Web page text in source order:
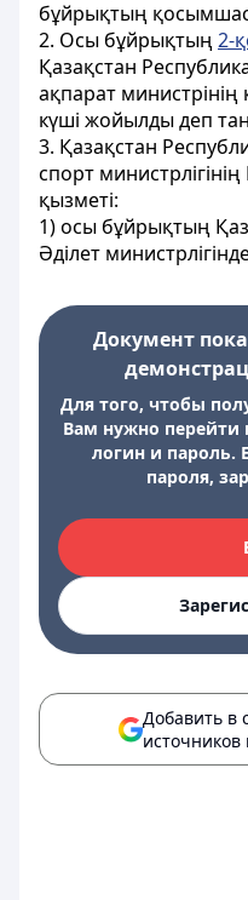
бұйрықтың
2. Осы бұйрықтың2-
Қазақстан
ақпарат
күші жойылды деп
3. Қазақстан
спорт
қызметі:
1) осы бұйрықтың
Әділет
Документ
Для того, чтобы
Вам нужно перейти
логин и пароль.
пароля,
Добавить в
источников